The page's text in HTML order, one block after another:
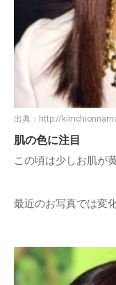
出典： http://
肌の色に注目
この頃は少しお肌が
最近のお写真では変